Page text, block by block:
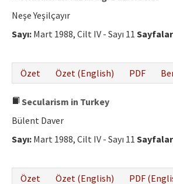
Neşe Yeşilçayır
Sayı: Mart 1988, Cilt IV - Sayı 11
Özet
Özet (English) PDF
Secularism in Turkey
Bülent Daver
Sayı: Mart 1988, Cilt IV - Sayı 11
Özet
Özet (English) PDF